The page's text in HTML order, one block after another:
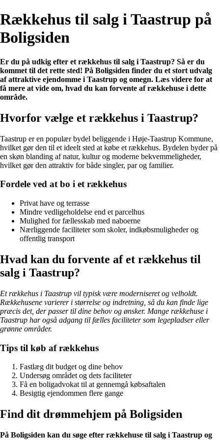
Rækkehus til salg i Taastrup på
Boligsiden
Er du på udkig efter et rækkehus til salg i Taastrup? Så er du
kommet til det rette sted! På Boligsiden finder du et stort udvalg
af attraktive ejendomme i Taastrup og omegn. Læs videre for at
få mere at vide om, hvad du kan forvente af rækkehuse i dette
område.
Hvorfor vælge et rækkehus i Taastrup?
Taastrup er en populær bydel beliggende i Høje-Taastrup Kommune,
hvilket gør den til et ideelt sted at købe et rækkehus. Bydelen byder på
en skøn blanding af natur, kultur og moderne bekvemmeligheder,
hvilket gør den attraktiv for både singler, par og familier.
Fordele ved at bo i et rækkehus
Privat have og terrasse
Mindre vedligeholdelse end et parcelhus
Mulighed for fællesskab med naboerne
Nærliggende faciliteter som skoler, indkøbsmuligheder og
offentlig transport
Hvad kan du forvente af et rækkehus til
salg i Taastrup?
Et rækkehus i Taastrup vil typisk være moderniseret og velholdt.
Rækkehusene varierer i størrelse og indretning, så du kan finde lige
præcis det, der passer til dine behov og ønsker. Mange rækkehuse i
Taastrup har også adgang til fælles faciliteter som legepladser eller
grønne områder.
Tips til køb af rækkehus
Fastlæg dit budget og dine behov
Undersøg området og dets faciliteter
Få en boligadvokat til at gennemgå købsaftalen
Besigtig ejendommen flere gange
Find dit drømmehjem på Boligsiden
På Boligsiden kan du søge efter rækkehuse til salg i Taastrup og